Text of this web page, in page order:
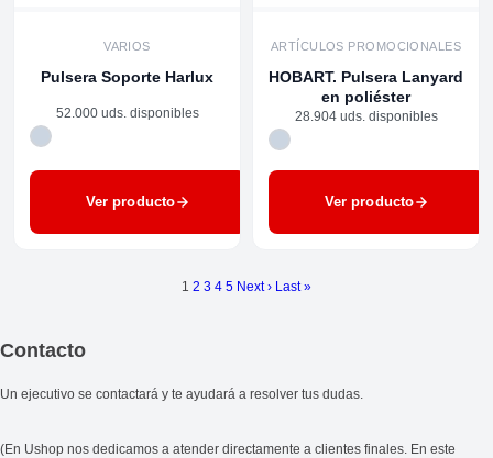
VARIOS
Pulsera Soporte Harlux
52.000 uds. disponibles
Ver producto
ARTÍCULOS PROMOCIONALES
HOBART. Pulsera Lanyard
en poliéster
28.904 uds. disponibles
Ver producto
1 2 3 4 5 Next › Last »
Contacto
Un ejecutivo se contactará y te ayudará a resolver tus dudas.
(En Ushop nos dedicamos a atender directamente a clientes finales. En este